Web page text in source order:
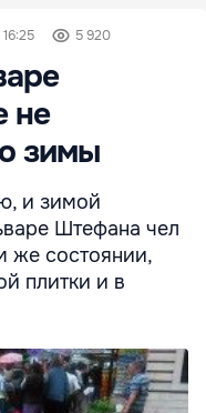
5 920
не
зимы
и зимой
Штефана чел
же состоянии,
плитки и в